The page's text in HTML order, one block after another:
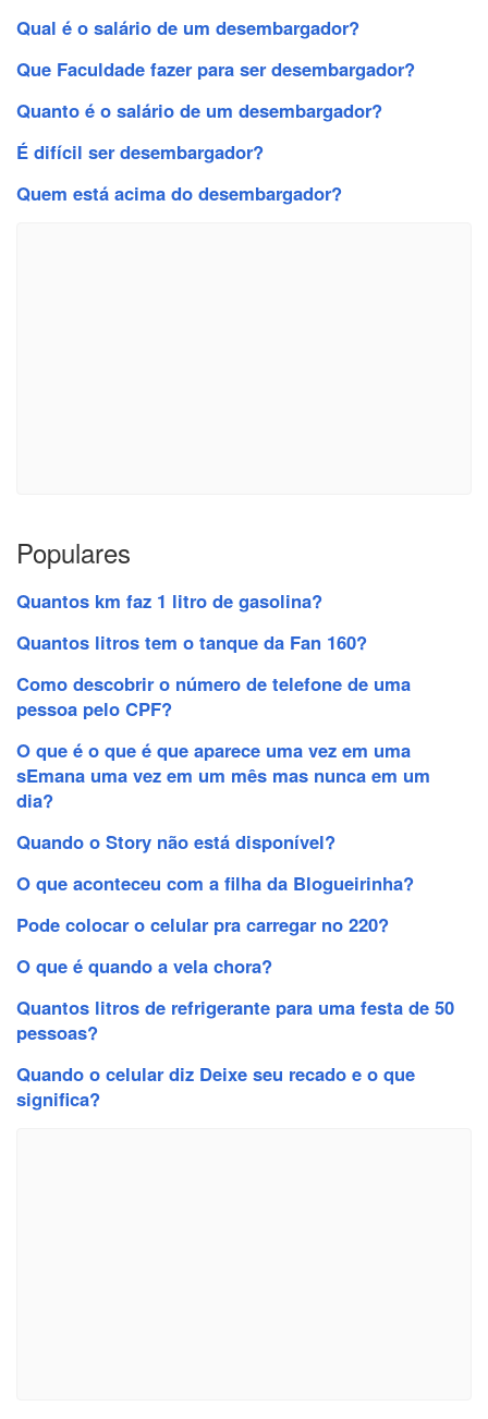
Qual é o salário de um desembargador?
Que Faculdade fazer para ser desembargador?
Quanto é o salário de um desembargador?
É difícil ser desembargador?
Quem está acima do desembargador?
Populares
Quantos km faz 1 litro de gasolina?
Quantos litros tem o tanque da Fan 160?
Como descobrir o número de telefone de uma
pessoa pelo CPF?
O que é o que é que aparece uma vez em uma
sEmana uma vez em um mês mas nunca em um
dia?
Quando o Story não está disponível?
O que aconteceu com a filha da Blogueirinha?
Pode colocar o celular pra carregar no 220?
O que é quando a vela chora?
Quantos litros de refrigerante para uma festa de 50
pessoas?
Quando o celular diz Deixe seu recado e o que
significa?